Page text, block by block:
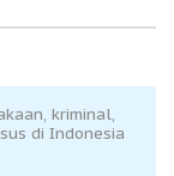
kriminal,
di Indonesia